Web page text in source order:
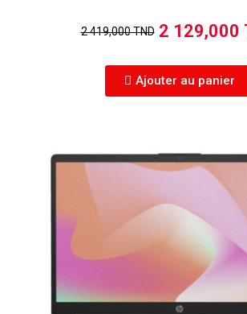
2 419,000 TND 2 129,000
Ajouter au panier